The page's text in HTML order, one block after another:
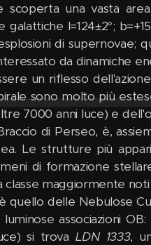
una vasta
galattiche l=124±2°;
di supernovae;
da dinamiche
un riflesso
sono molto più
7000 anni luce) e
di Perseo, è,
Le strutture più
di formazione
classe maggiormente
quello delle Nebulose
associazioni
si trova LDN 1333,